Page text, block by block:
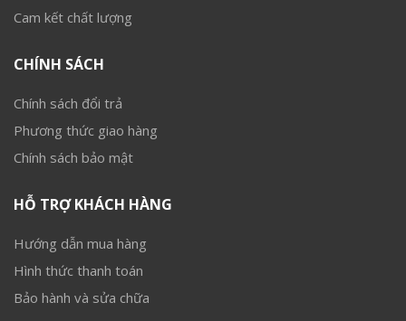
Cam kết chất lượng
CHÍNH SÁCH
Chính sách đổi trả
Phương thức giao hàng
Chính sách bảo mật
HỖ TRỢ KHÁCH HÀNG
Hướng dẫn mua hàng
Hình thức thanh toán
Bảo hành và sửa chữa